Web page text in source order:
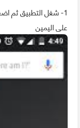
على اليمين